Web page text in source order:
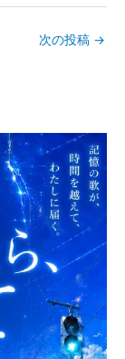
次の投稿 →